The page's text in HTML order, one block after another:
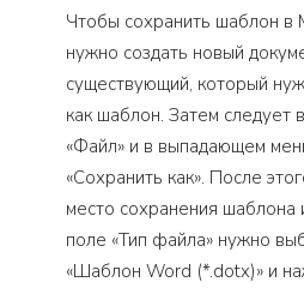
Чтобы сохранить шаблон в
нужно создать новый
существующий, который
как шаблон. Затем следует
«Файл» и в выпадающем
«Сохранить как». После
место сохранения шаблона
поле «Тип файла» нужно
«Шаблон Word (*.dotx)» и